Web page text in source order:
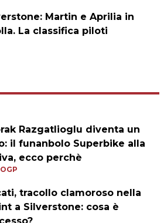
Martin e Aprilia in
La classifica piloti
Razgatlioglu diventa un
il funanbolo Superbike alla
ecco perchè
tracollo clamoroso nella
a Silverstone: cosa è